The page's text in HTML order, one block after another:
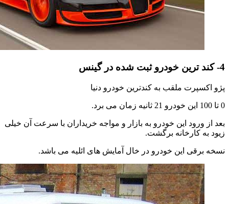
4- کند ترین خودرو ثبت شده در گینس
پژو اکسپرت ملقب به کندترین خودرو دنیا
0 تا 100 این خودرو 21 ثانیه زمان می برد.
بعد از ورود این خودرو به بازار و مواجه خریداران با سرعت آن خیلی
زیود به کارخانه برگشت.
نسخه برقی این خودرو در خال آمایش های ائلیه می باشد.